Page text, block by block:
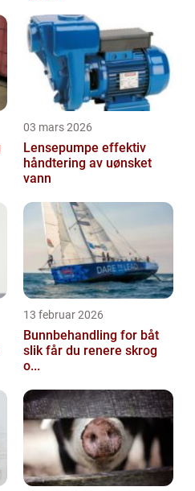
03 mars 2026
Lensepumpe effektiv
håndtering av uønsket
vann
13 februar 2026
Bunnbehandling for båt
slik får du renere skrog
o...